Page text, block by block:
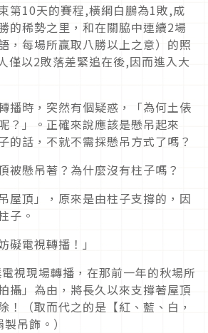
第10天的賽程,橫綱白鵬為1敗,成
的稀勢之里，和在關脇中連續2場
，每場所贏取八勝以上之意）的照
僅以2敗落差緊追在後,因而進入大
播時，突然有個疑惑，「為何土俵
？」。正確來說應該是懸吊起來
的話，不就不需採懸吊方式了嗎？
被懸吊著？為什麼沒有柱子嗎？
屋頂」，原來是由柱子支撐的，因
子。
礙電視轉播！」
視現場轉播，在那前一年的秋場所
攝」為由，將長久以來支撐著屋頂
！（取而代之的是【紅、藍、白，
吊飾。）